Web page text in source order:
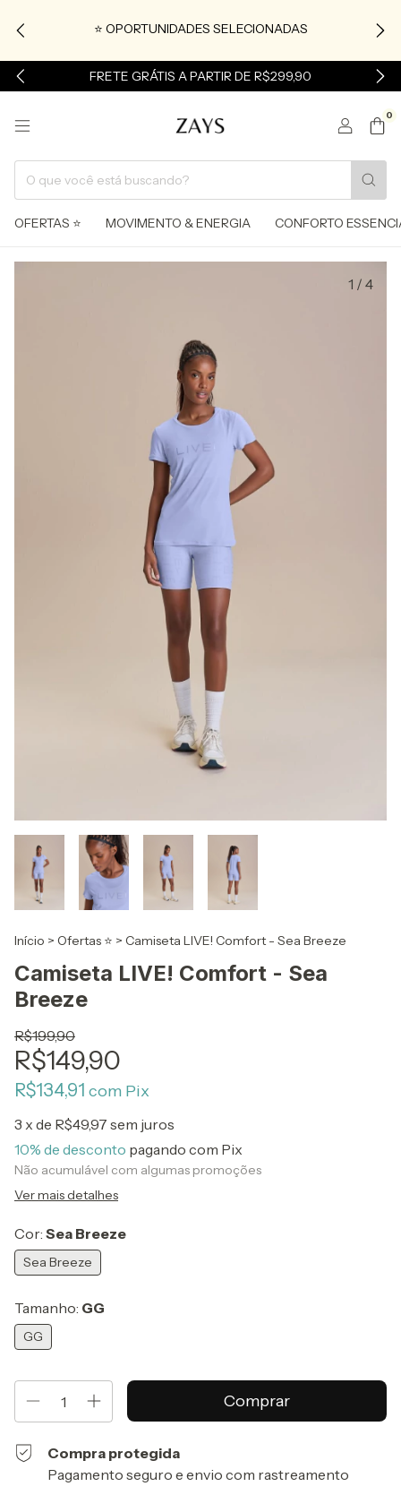
⭐ OPORTUNIDADES SELECIONADAS
FRETE GRÁTIS A PARTIR DE R$299,90
0
OFERTAS ⭐ MOVIMENTO & ENERGIA CONFORTO
1 / 4
Início > Ofertas ⭐ > Camiseta LIVE! Comfort - Sea Breeze
Camiseta LIVE! Comfort - Sea
Breeze
R$199,90
R$149,90
R$134,91 com Pix
3 x de R$49,97 sem juros
10% de desconto pagando com Pix
Não acumulável com algumas promoções
Ver mais detalhes
Cor: Sea Breeze
Sea Breeze
Tamanho: GG
GG
Compra protegida
Pagamento seguro e envio com rastreamento